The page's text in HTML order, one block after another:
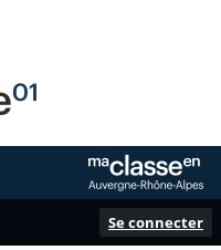
Se connecter